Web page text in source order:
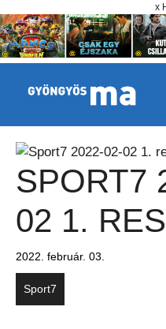
x
SPORT7
02 1.
2022. február. 03.
Sport7